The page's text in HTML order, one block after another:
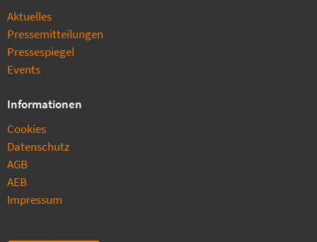
Aktuelles
Pressemitteilungen
Pressespiegel
Events
Informationen
Cookies
Datenschutz
AGB
AEB
Impressum